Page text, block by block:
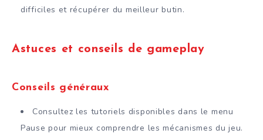
difficiles et récupérer du meilleur butin.
Astuces et conseils de gameplay
Conseils généraux
Consultez les tutoriels disponibles dans le menu
Pause pour mieux comprendre les mécanismes du jeu.